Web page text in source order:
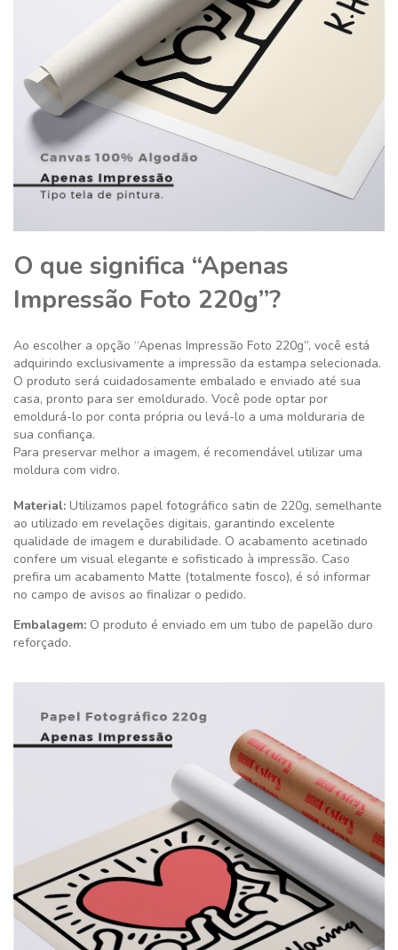
O que significa “Apenas
Impressão Foto 220g”?
Ao escolher a opção “Apenas Impressão Foto 220g”, você está
adquirindo exclusivamente a impressão da estampa selecionada.
O produto será cuidadosamente embalado e enviado até sua
casa, pronto para ser emoldurado. Você pode optar por
emoldurá-lo por conta própria ou levá-lo a uma molduraria de
sua confiança.
Para preservar melhor a imagem, é recomendável utilizar uma
moldura com vidro.
Material: Utilizamos papel fotográfico satin de 220g, semelhante
ao utilizado em revelações digitais, garantindo excelente
qualidade de imagem e durabilidade. O acabamento acetinado
confere um visual elegante e sofisticado à impressão. Caso
prefira um acabamento Matte (totalmente fosco), é só informar
no campo de avisos ao finalizar o pedido.
Embalagem: O produto é enviado em um tubo de papelão duro
reforçado.